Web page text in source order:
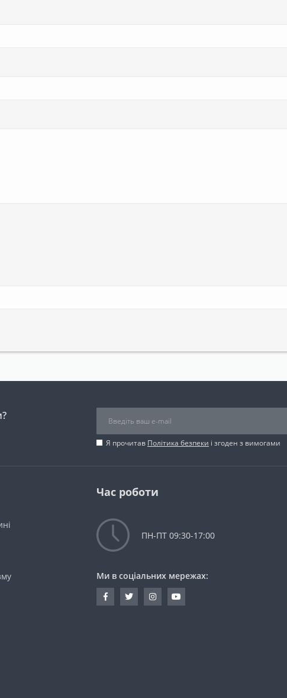
Я прочитав Політика безпеки і згоден з вимогами
Час роботи
ПН-ПТ 09:30-17:00
Ми в соціальних мережах: